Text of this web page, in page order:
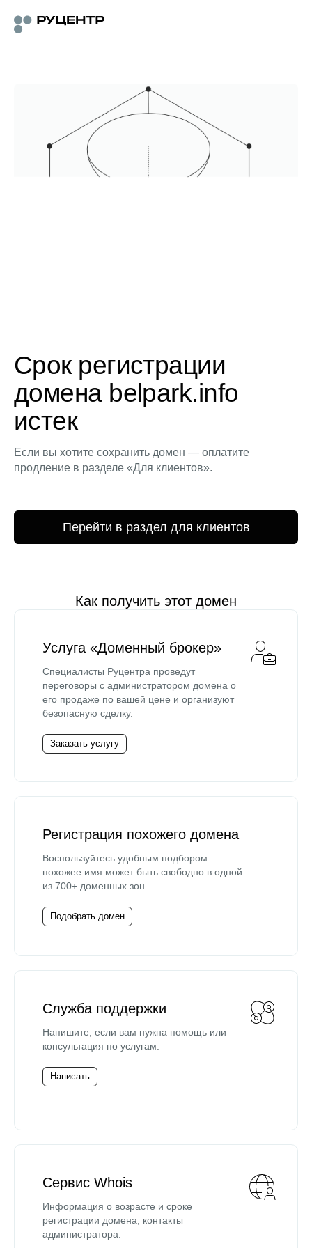
Срок регистрации
домена belpark.info
истек
Если вы хотите сохранить домен — оплатите
продление в разделе «Для клиентов».
Перейти в раздел для клиентов
Как получить этот домен
Услуга «Доменный брокер»
Специалисты Руцентра проведут
переговоры с администратором домена о
его продаже по вашей цене и организуют
безопасную сделку.
Заказать услугу
Регистрация похожего домена
Воспользуйтесь удобным подбором —
похожее имя может быть свободно в одной
из 700+ доменных зон.
Подобрать домен
Служба поддержки
Напишите, если вам нужна помощь или
консультация по услугам.
Написать
Сервис Whois
Информация о возрасте и сроке
регистрации домена, контакты
администратора.